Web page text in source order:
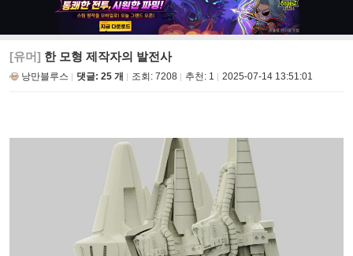
[유머] 한 모형 제작자의 발전사
낭만블루스 댓글: 25 개 조회: 7208 추천: 1 2025-07-14 13:51:01